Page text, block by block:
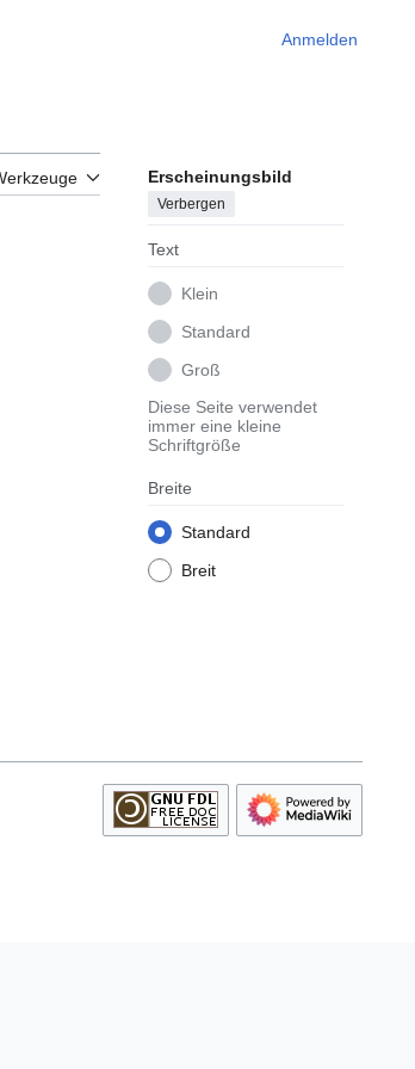
Anmelden
Erscheinungsbild
Verbergen
Text
Klein
Standard
Groß
Diese Seite verwendet
immer eine kleine
Schriftgröße
Breite
Standard
Breit